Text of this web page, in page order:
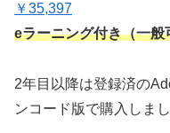
￥35,397
eラーニング付き（一
2年目以降は登録済の
ンコード版で購入しまし